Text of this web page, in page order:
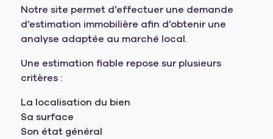
Notre site permet d’effectuer une demande
d’estimation immobilière afin d’obtenir une
analyse adaptée au marché local.
Une estimation fiable repose sur plusieurs
critères :
La localisation du bien
Sa surface
Son état général